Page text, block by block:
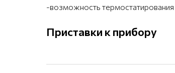
-возможность
Приставки к прибору